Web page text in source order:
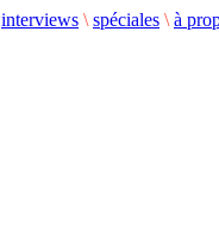
interviews \ spéciales \ à